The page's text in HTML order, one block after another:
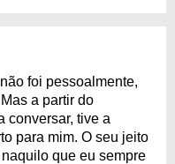
foi pessoalmente,
a partir do
conversar, tive a
para mim. O seu jeito
que eu sempre